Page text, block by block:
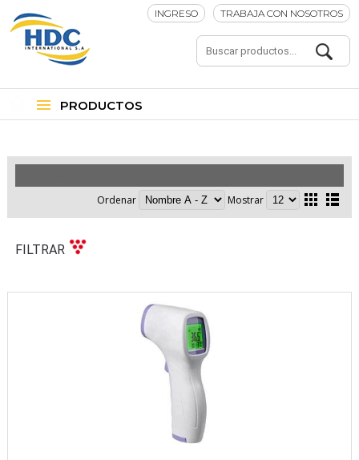
INGRESO TRABAJA CON NOSOTROS
PRODUCTOS
Ordenar Mostrar
FILTRAR